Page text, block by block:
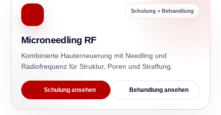
Schulung + Behandlung
Microneedling RF
Kombinierte Hauterneuerung mit Needling und
Radiofrequenz für Struktur, Poren und Straffung.
Schulung ansehen Behandlung ansehen